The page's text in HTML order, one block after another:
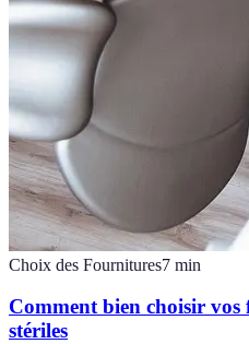
Choix des Fournitures7 min
Comment bien choisir vos
stériles